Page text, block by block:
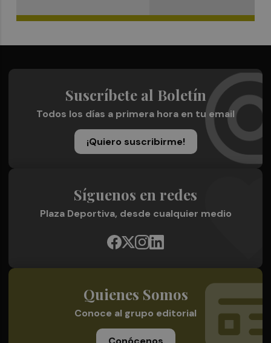
Suscríbete al Boletín
Todos los días a primera hora en tu email
¡Quiero suscribirme!
Síguenos en redes
Plaza Deportiva, desde cualquier medio
Quienes Somos
Conoce al grupo editorial